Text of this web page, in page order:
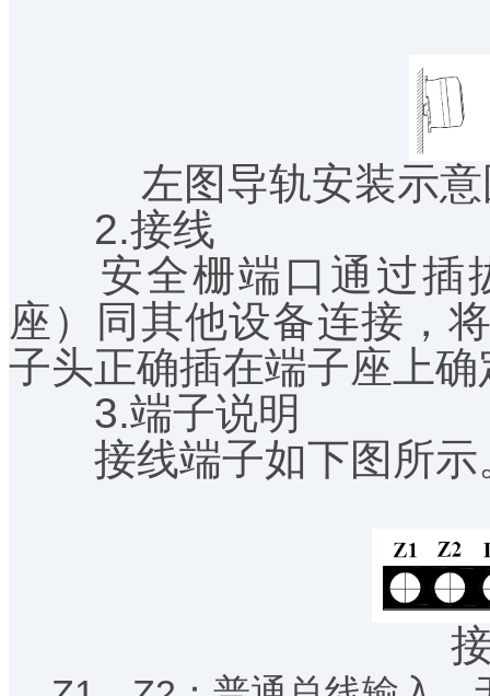
左图导轨安装示
2.接线
安全栅端口通过插
座）同其他设备连接，
子头正确插在端子座上
3.端子说明
接线端子如下图所示